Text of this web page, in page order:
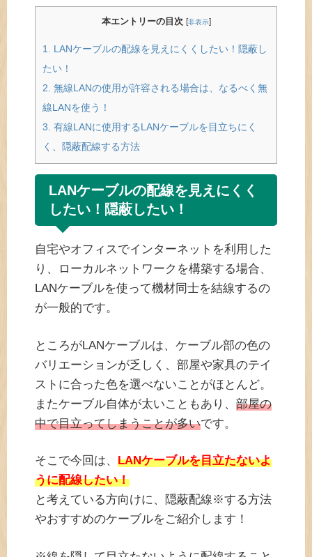
本エントリーの目次 [非表示]
1. LANケーブルの配線を見えにくくしたい！隠蔽し
たい！
2. 無線LANの使用が許容される場合は、なるべく無
線LANを使う！
3. 有線LANに使用するLANケーブルを目立ちにく
く、隠蔽配線する方法
LANケーブルの配線を見えにくく
したい！隠蔽したい！
自宅やオフィスでインターネットを利用した
り、ローカルネットワークを構築する場合、
LANケーブルを使って機材同士を結線するの
が一般的です。
ところがLANケーブルは、ケーブル部の色の
バリエーションが乏しく、部屋や家具のテイ
ストに合った色を選べないことがほとんど。
またケーブル自体が太いこともあり、 部屋の
中で目立ってしまうことが多いです。
そこで今回は、 LANケーブルを目立たないよ
うに配線したい！
と考えている方向けに、隠蔽配線※する方法
やおすすめのケーブルをご紹介します！